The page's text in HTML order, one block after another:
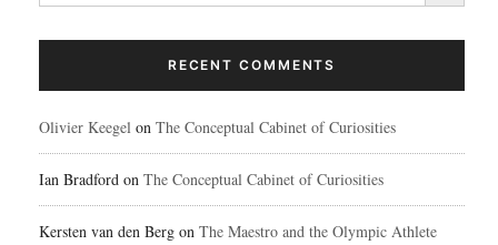
RECENT COMMENTS
Olivier Keegel on The Conceptual Cabinet of Curiosities
Ian Bradford on The Conceptual Cabinet of Curiosities
Kersten van den Berg on The Maestro and the Olympic Athlete